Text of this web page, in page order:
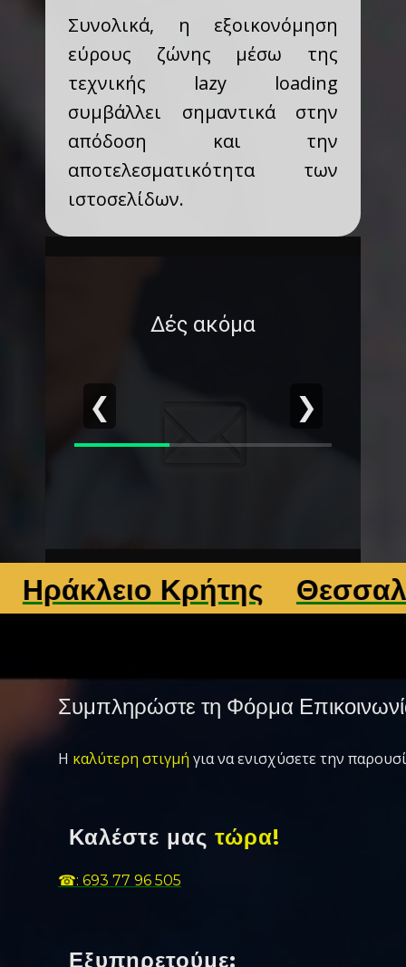
Συνολικά, η εξοικονόμηση
εύρους ζώνης μέσω της
τεχνικής lazy loading
συμβάλλει σημαντικά στην
απόδοση και την
αποτελεσματικότητα των
ιστοσελίδων.
Δές ακόμα
❮ ❯
Κρήτης Θεσσαλονίκη
Συμπληρώστε τη Φόρμα
Η καλύτερη στιγμή για να ενισχύσετε την
Καλέστε μας τώρα!
☎: 693 77 96 505
Εξυπηρετούμε: